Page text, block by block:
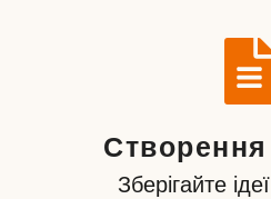
Створення
Зберігайте